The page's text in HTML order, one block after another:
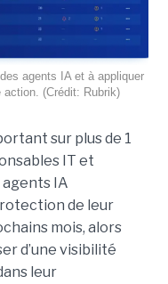
agents IA et à appliquer
(Crédit: Rubrik)
sur plus de 1
IT et
IA
de leur
mois, alors
d’une visibilité
leur